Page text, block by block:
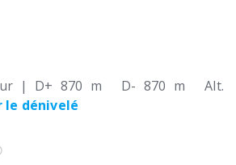
| D+ 870 m D- 870 m
Alt.
le dénivelé